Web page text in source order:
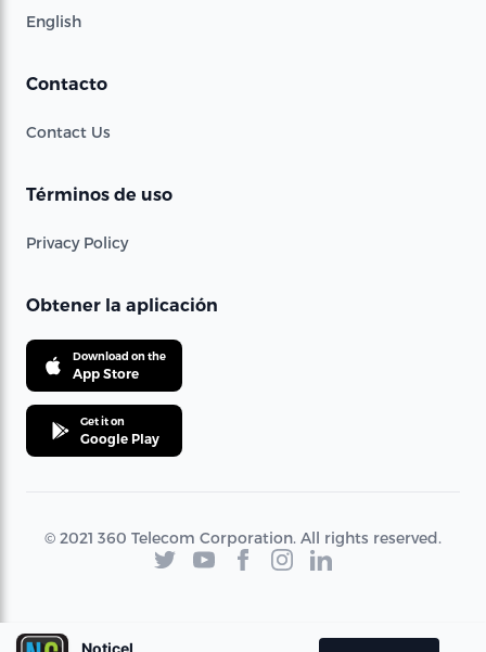
English
Contacto
Contact Us
Términos de uso
Privacy Policy
Obtener la aplicación
Download on the
App Store
Get it on
Google Play
© 2021 360 Telecom Corporation. All rights reserved.
Noticel